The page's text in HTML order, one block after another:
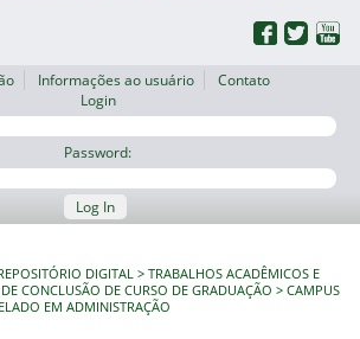
Informações ao usuário
Contato
Login
Password:
Log In
DIGITAL
TRABALHOS ACADÊMICOS E
CONCLUSÃO DE CURSO DE GRADUAÇÃO
CAMPUS
EM ADMINISTRAÇÃO